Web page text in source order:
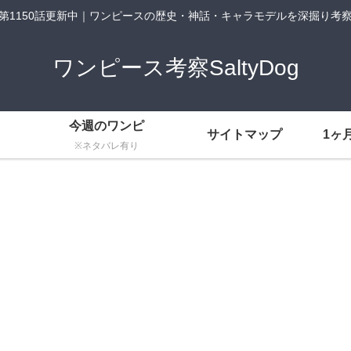
1150話更新中｜ワンピースの歴史・神話・キャラモデルを深掘り考察
ワンピース考察SaltyDog
今週のワンピ
※ネタバレ有り
サイトマップ 1ヶ